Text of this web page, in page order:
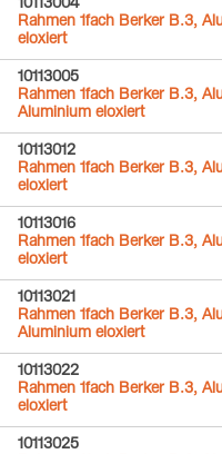
10113004
Rahmen 1fach Berker B.3,
eloxiert
10113005
Rahmen 1fach Berker B.3,
Aluminium eloxiert
10113012
Rahmen 1fach Berker B.3,
eloxiert
10113016
Rahmen 1fach Berker B.3,
eloxiert
10113021
Rahmen 1fach Berker B.3,
Aluminium eloxiert
10113022
Rahmen 1fach Berker B.3,
eloxiert
10113025